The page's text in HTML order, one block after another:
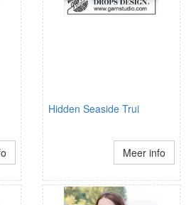
Hidden Seaside Trui
Meer info